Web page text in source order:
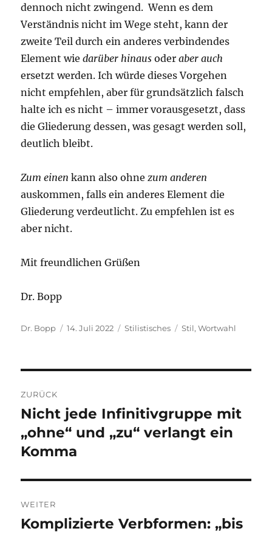
dennoch nicht zwingend. Wenn es dem
Verständnis nicht im Wege steht, kann der
zweite Teil durch ein anderes verbindendes
Element wiedarüber hinaus oderaber auch
ersetzt werden. Ich würde dieses Vorgehen
nicht empfehlen, aber für grundsätzlich falsch
halte ich es nicht – immer vorausgesetzt, dass
die Gliederung dessen, was gesagt werden soll,
deutlich bleibt.
Zum einen kann also ohnezum anderen
auskommen, falls ein anderes Element die
Gliederung verdeutlicht. Zu empfehlen ist es
aber nicht.
Mit freundlichen Grüßen
Dr. Bopp
Autor
Dr. Bopp
Veröffentlicht
14. Juli 2022 Kategorien
Stilistisches Schlagwörter
Stil,Wortwahl
ZURÜCK
Vorheriger
Beitrag:
Nicht jede Infinitivgruppe mit
„ohne“ und „zu“ verlangt ein
Komma
WEITER
Nächster
Komplizierte Verbformen: „bis